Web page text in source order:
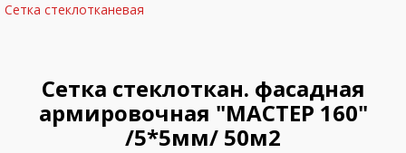
Сетка стеклотканевая
Сетка стеклоткан. фасадная
армировочная "МАСТЕР 160"
/5*5мм/ 50м2